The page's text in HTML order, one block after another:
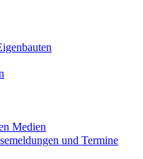
Medien
und Termine